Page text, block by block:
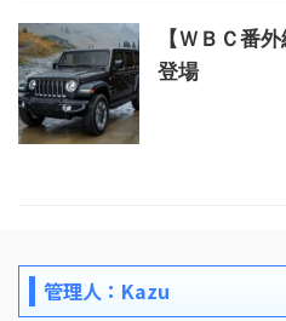
【ＷＢＣ番
登場
管理人：Kazu